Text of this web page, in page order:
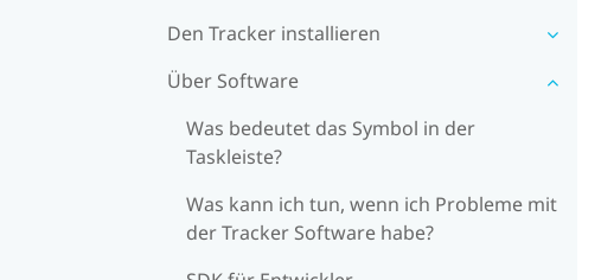
Den Tracker installieren
Über Software
Was bedeutet das Symbol in der
Taskleiste?
Was kann ich tun, wenn ich Probleme mit
der Tracker Software habe?